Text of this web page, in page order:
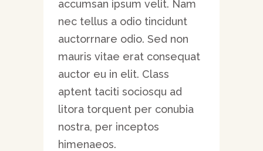
accumsan ipsum velit. Nam
nec tellus a odio tincidunt
auctorrnare odio. Sed non
mauris vitae erat consequat
auctor eu in elit. Class
aptent taciti sociosqu ad
litora torquent per conubia
nostra, per inceptos
himenaeos.